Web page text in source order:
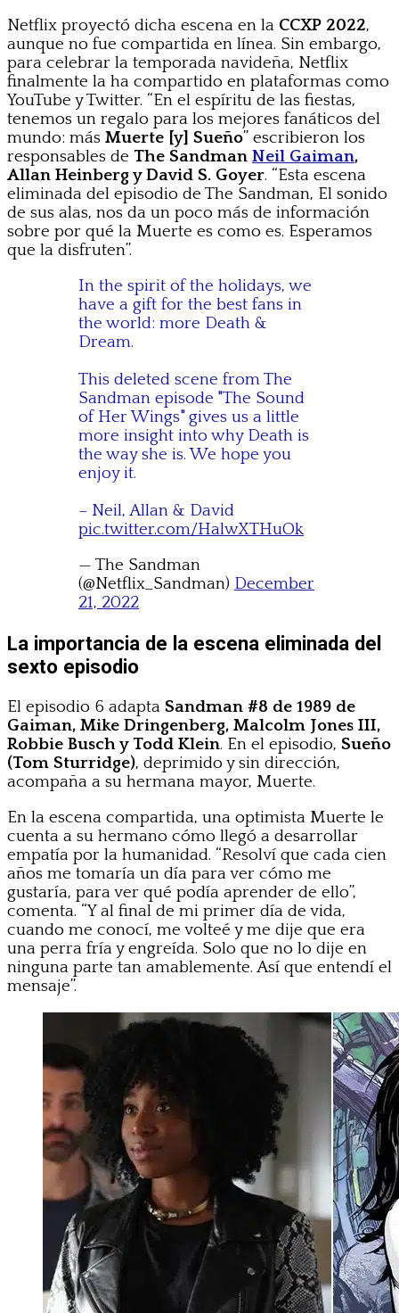
Netflix proyectó dicha escena en la CCXP 2022,
aunque no fue compartida en línea. Sin embargo,
para celebrar la temporada navideña, Netflix
finalmente la ha compartido en plataformas como
YouTube y Twitter. “En el espíritu de las fiestas,
tenemos un regalo para los mejores fanáticos del
mundo: más Muerte [y] Sueño” escribieron los
responsables de The Sandman Neil Gaiman,
Allan Heinberg y David S. Goyer. “Esta escena
eliminada del episodio de The Sandman, El sonido
de sus alas, nos da un poco más de información
sobre por qué la Muerte es como es. Esperamos
que la disfruten”.
In the spirit of the holidays, we
have a gift for the best fans in
the world: more Death &
Dream.
This deleted scene from The
Sandman episode "The Sound
of Her Wings" gives us a little
more insight into why Death is
the way she is. We hope you
enjoy it.
– Neil, Allan & David
pic.twitter.com/HalwXTHuOk
— The Sandman
(@Netflix_Sandman) December
21, 2022
La importancia de la escena eliminada del
sexto episodio
El episodio 6 adapta Sandman #8 de 1989 de
Gaiman, Mike Dringenberg, Malcolm Jones III,
Robbie Busch y Todd Klein. En el episodio, Sueño
(Tom Sturridge), deprimido y sin dirección,
acompaña a su hermana mayor, Muerte.
En la escena compartida, una optimista Muerte le
cuenta a su hermano cómo llegó a desarrollar
empatía por la humanidad. “Resolví que cada cien
años me tomaría un día para ver cómo me
gustaría, para ver qué podía aprender de ello”,
comenta. “Y al final de mi primer día de vida,
cuando me conocí, me volteé y me dije que era
una perra fría y engreída. Solo que no lo dije en
ninguna parte tan amablemente. Así que entendí el
mensaje”.